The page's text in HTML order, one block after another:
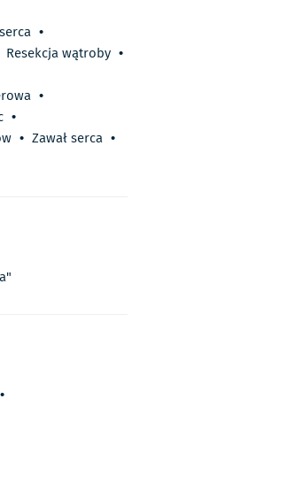
•
Resekcja wątroby •
•
•
• Zawał serca •
•